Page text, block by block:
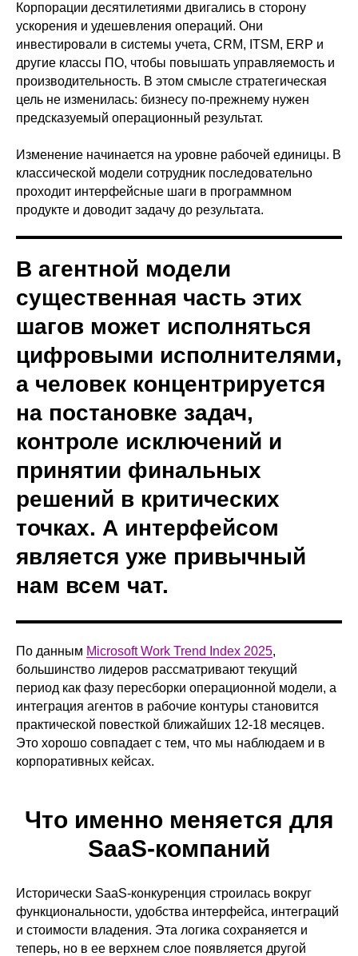
Корпорации десятилетиями двигались в сторону
ускорения и удешевления операций. Они
инвестировали в системы учета, CRM, ITSM, ERP и
другие классы ПО, чтобы повышать управляемость и
производительность. В этом смысле стратегическая
цель не изменилась: бизнесу по-прежнему нужен
предсказуемый операционный результат.
Изменение начинается на уровне рабочей единицы. В
классической модели сотрудник последовательно
проходит интерфейсные шаги в программном
продукте и доводит задачу до результата.
В агентной модели
существенная часть этих
шагов может исполняться
цифровыми исполнителями,
а человек концентрируется
на постановке задач,
контроле исключений и
принятии финальных
решений в критических
точках. А интерфейсом
является уже привычный
нам всем чат.
По данным Microsoft Work Trend Index 2025,
большинство лидеров рассматривают текущий
период как фазу пересборки операционной модели, а
интеграция агентов в рабочие контуры становится
практической повесткой ближайших 12-18 месяцев.
Это хорошо совпадает с тем, что мы наблюдаем и в
корпоративных кейсах.
Что именно меняется для
SaaS-компаний
Исторически SaaS-конкуренция строилась вокруг
функциональности, удобства интерфейса, интеграций
и стоимости владения. Эта логика сохраняется и
теперь, но в ее верхнем слое появляется другой